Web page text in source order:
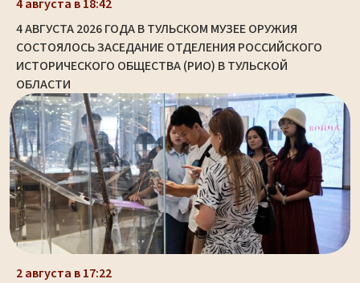
4 августа в 18:42
4 АВГУСТА 2026 ГОДА В ТУЛЬСКОМ МУЗЕЕ ОРУЖИЯ
СОСТОЯЛОСЬ ЗАСЕДАНИЕ ОТДЕЛЕНИЯ РОССИЙСКОГО
ИСТОРИЧЕСКОГО ОБЩЕСТВА (РИО) В ТУЛЬСКОЙ
ОБЛАСТИ
2 августа в 17:22